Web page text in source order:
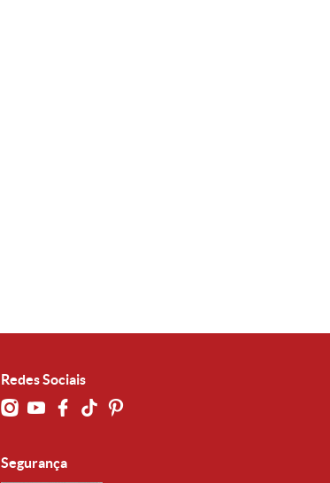
Redes Sociais
Segurança